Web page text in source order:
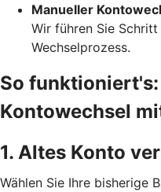
Manueller
Wir führen Sie
Wechselprozess.
So
Kontowechsel
1. Altes Konto
Wählen Sie Ihre bisherige